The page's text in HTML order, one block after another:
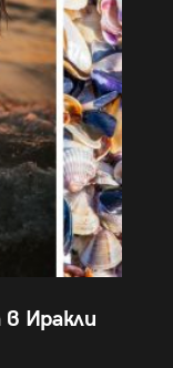
в Иракли